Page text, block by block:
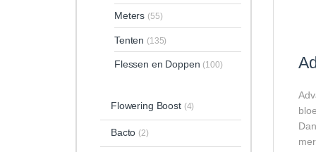
Meters (55)
Tenten (135)
Flessen en Doppen (100)
Flowering Boost (4)
Bacto (2)